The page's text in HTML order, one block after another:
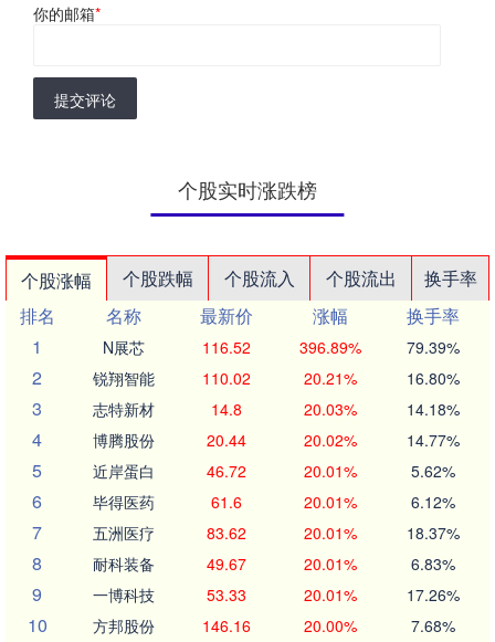
你的邮箱*
提交评论
个股实时涨跌榜
个股涨幅 个股跌幅 个股流入 个股流出
换手率
排名
名称 最新价 涨幅
换手率
1
N展芯 116.52 396.89% 79.39%
2 锐翔智能 110.02 20.21% 16.80%
3 志特新材 14.8 20.03% 14.18%
4 博腾股份 20.44 20.02% 14.77%
5 近岸蛋白 46.72 20.01% 5.62%
6 毕得医药 61.6 20.01% 6.12%
7 五洲医疗 83.62 20.01% 18.37%
8 耐科装备 49.67 20.01% 6.83%
9 一博科技 53.33 20.01% 17.26%
10 方邦股份 146.16 20.00% 7.68%